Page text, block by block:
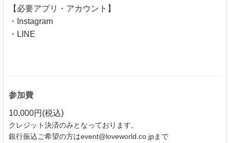
【必要アプリ・アカウント】
・Instagram
・LINE
参加費
10,000円(税込)
クレジット決済のみとなっております。
銀行振込ご希望の方はevent@loveworld.co.jpまで